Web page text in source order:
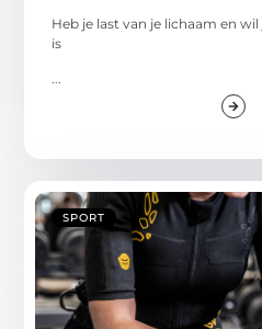
Heb je last van je lichaam en
is
...
SPORT